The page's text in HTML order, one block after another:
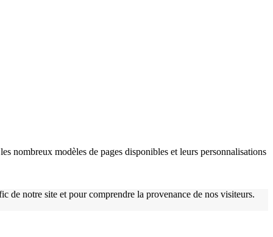
nombreux modèles de pages disponibles et leurs personnalisations
de notre site et pour comprendre la provenance de nos visiteurs.